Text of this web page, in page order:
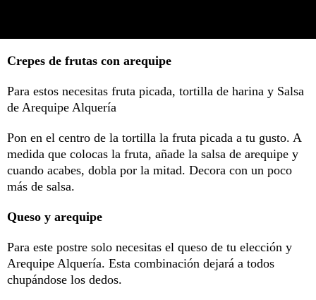
Crepes de frutas con arequipe
Para estos necesitas fruta picada, tortilla de harina y Salsa
de Arequipe Alquería
Pon en el centro de la tortilla la fruta picada a tu gusto. A
medida que colocas la fruta, añade la salsa de arequipe y
cuando acabes, dobla por la mitad. Decora con un poco
más de salsa.
Queso y arequipe
Para este postre solo necesitas el queso de tu elección y
Arequipe Alquería. Esta combinación dejará a todos
chupándose los dedos.